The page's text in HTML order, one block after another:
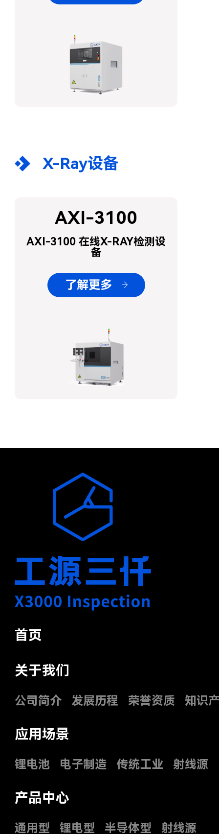
X-Ray设备
AXI-3100
AXI-3100 在线X-RAY检测设
备
了解更多
首页
关于我们
公司简介 发展历程 荣誉资质 知识
应用场景
锂电池 电子制造 传统工业 射线源
产品中心
通用型 锂电型 半导体型 射线源